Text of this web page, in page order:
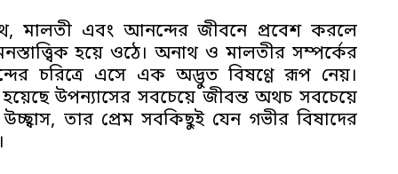
মালতী এবং আনন্দের জীবনে প্রবেশ করলে
হয়ে ওঠে। অনাথ ও মালতীর সম্পর্কের
চরিত্রে এসে এক অদ্ভুত বিষণ্ণে রূপ নেয়।
উপন্যাসের সবচেয়ে জীবন্ত অথচ সবচেয়ে
তার প্রেম সবকিছুই যেন গভীর বিষাদের